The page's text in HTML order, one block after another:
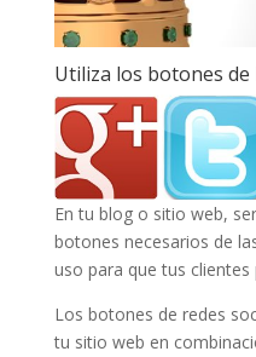
Utiliza los botones de
En tu blog o sitio web,
botones necesarios de
uso para que tus
Los botones de redes
tu sitio web en